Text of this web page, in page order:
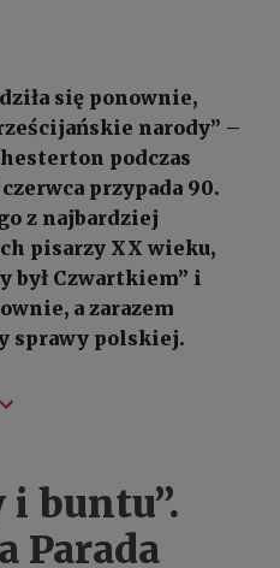
się ponownie,
narody” –
podczas
przypada 90.
z najbardziej
pisarzy XX wieku,
był Czwartkiem” i
a zarazem
sprawy polskiej.
i buntu”.
Parada